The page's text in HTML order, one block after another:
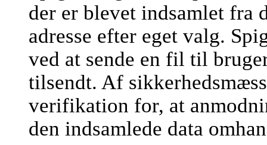
der er blevet indsamlet fra
adresse efter eget valg.
ved at sende en fil til
tilsendt. Af
verifikation for, at
den indsamlede data